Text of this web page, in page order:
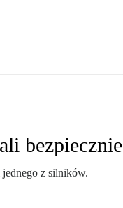
bezpiecznie
z silników.